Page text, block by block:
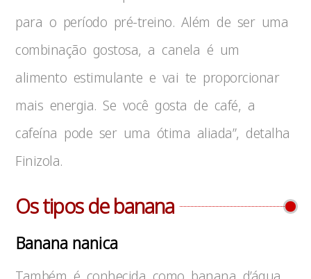
para o período pré-treino. Além de ser uma
combinação gostosa, a canela é um
alimento estimulante e vai te proporcionar
mais energia. Se você gosta de café, a
cafeína pode ser uma ótima aliada”, detalha
Finizola.
Os tipos de banana
Banana nanica